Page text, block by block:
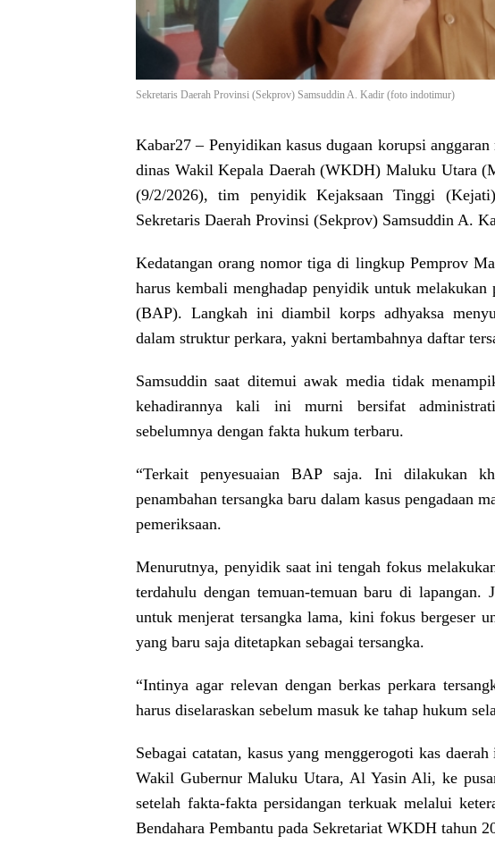
Sekretaris Daerah Provinsi (Sekprov) Samsuddin A. Kadir (foto indotimur)
Kabar27 –Penyidikan kasus dugaan korupsi
dinas Wakil Kepala Daerah (WKDH) Maluku Utara
(9/2/2026), tim penyidik Kejaksaan Tinggi
Sekretaris Daerah Provinsi (Sekprov) Samsuddin A.
Kedatangan orang nomor tiga di lingkup Pemprov
harus kembali menghadap penyidik untuk melakukan
(BAP). Langkah ini diambil korps adhyaksa
dalam struktur perkara, yakni bertambahnya daftar
Samsuddin saat ditemui awak media tidak
kehadirannya kali ini murni bersifat
sebelumnya dengan fakta hukum terbaru.
“Terkait penyesuaian BAP saja. Ini dilakukan
penambahan tersangka baru dalam kasus pengadaan
pemeriksaan.
Menurutnya, penyidik saat ini tengah fokus
terdahulu dengan temuan-temuan baru di lapangan.
untuk menjerat tersangka lama, kini fokus bergeser
yang baru saja ditetapkan sebagai tersangka.
“Intinya agar relevan dengan berkas perkara
harus diselaraskan sebelum masuk ke tahap hukum
Sebagai catatan, kasus yang menggerogoti kas
Wakil Gubernur Maluku Utara, Al Yasin Ali, ke
setelah fakta-fakta persidangan terkuak melalui
Bendahara Pembantu pada Sekretariat WKDH tahun